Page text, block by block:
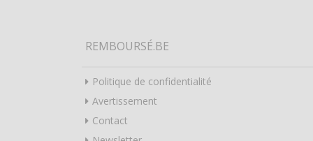
REMBOURSÉ.BE
Politique de confidentialité
Avertissement
Contact